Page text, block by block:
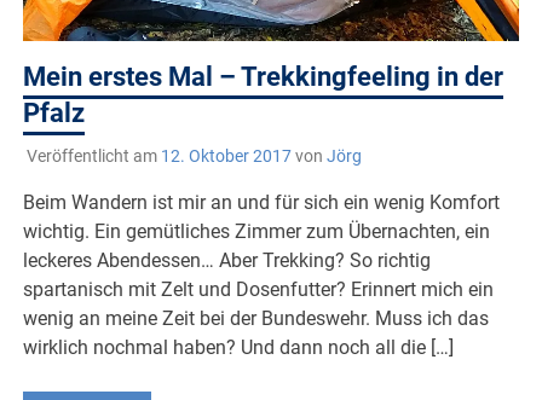
Mein erstes Mal – Trekkingfeeling in der
Pfalz
Veröffentlicht am 12. Oktober 2017von Jörg
Beim Wandern ist mir an und für sich ein wenig Komfort
wichtig. Ein gemütliches Zimmer zum Übernachten, ein
leckeres Abendessen… Aber Trekking? So richtig
spartanisch mit Zelt und Dosenfutter? Erinnert mich ein
wenig an meine Zeit bei der Bundeswehr. Muss ich das
wirklich nochmal haben? Und dann noch all die […]